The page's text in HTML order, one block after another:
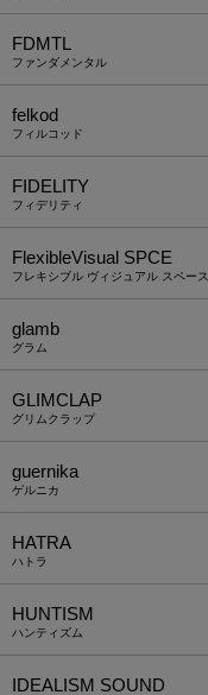
FDMTL
ファンダメンタル
felkod
フィルコッド
FIDELITY
フィデリティ
FlexibleVisual SPCE
フレキシブル ヴィジュアル スペース
glamb
グラム
GLIMCLAP
グリムクラップ
guernika
ゲルニカ
HATRA
ハトラ
HUNTISM
ハンティズム
IDEALISM SOUND